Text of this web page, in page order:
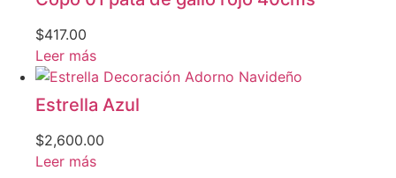
$417.00
Leer más
Estrella Azul
$2,600.00
Leer más